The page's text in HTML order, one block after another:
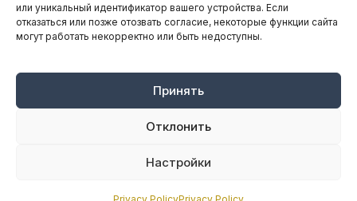
или уникальный идентификатор вашего устройства. Если
отказаться или позже отозвать согласие, некоторые функции сайта
могут работать некорректно или быть недоступны.
Принять
Отклонить
Настройки
НАВИГАЦИЯ
Оплата онлайн